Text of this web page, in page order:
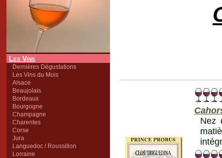
Les Vins
Dernières Dégustations
Les Vins du Mois
Alsace
Beaujolais
Bordeaux
Bourgogne
Champagne
Charentes
Corse
Jura
Languedoc / Roussillon
Lorraine
Nez